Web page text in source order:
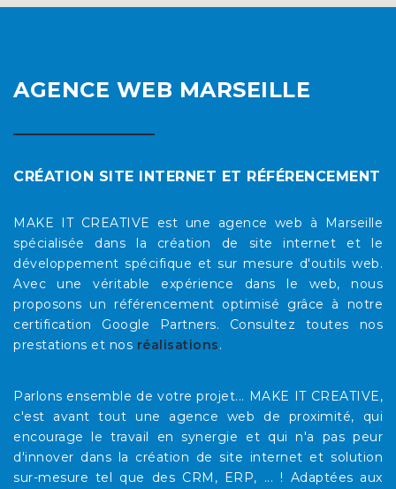
AGENCE WEB MARSEILLE
CRÉATION SITE INTERNET ET RÉFÉRENCEMENT
MAKE IT CREATIVE est une agence web à Marseille
spécialisée dans la création de site internet et le
développement spécifique et sur mesure d'outils web.
Avec une véritable expérience dans le web, nous
proposons un référencement optimisé grâce à notre
certification Google Partners. Consultez toutes nos
prestations et nos réalisations.
Parlons ensemble de votre projet... MAKE IT CREATIVE,
c'est avant tout une agence web de proximité, qui
encourage le travail en synergie et qui n'a pas peur
d'innover dans la création de site internet et solution
sur-mesure tel que des CRM, ERP, ... ! Adaptées aux